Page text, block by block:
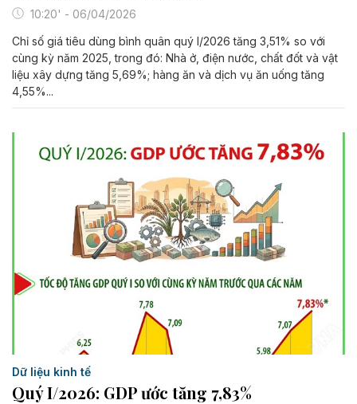
10:20' - 06/04/2026
Chỉ số giá tiêu dùng bình quân quý I/2026 tăng 3,51% so với
cùng kỳ năm 2025, trong đó: Nhà ở, điện nước, chất đốt và vật
liệu xây dựng tăng 5,69%; hàng ăn và dịch vụ ăn uống tăng
4,55%...
Dữ liệu kinh tế
Quý I/2026: GDP ước tăng 7,83%